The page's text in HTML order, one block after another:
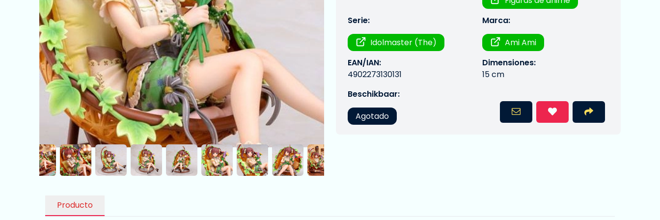
Serie:
Idolmaster (The)
Marca:
Ami Ami
EAN/IAN:
4902273130131
Dimensiones:
15 cm
Beschikbaar:
Agotado
Producto